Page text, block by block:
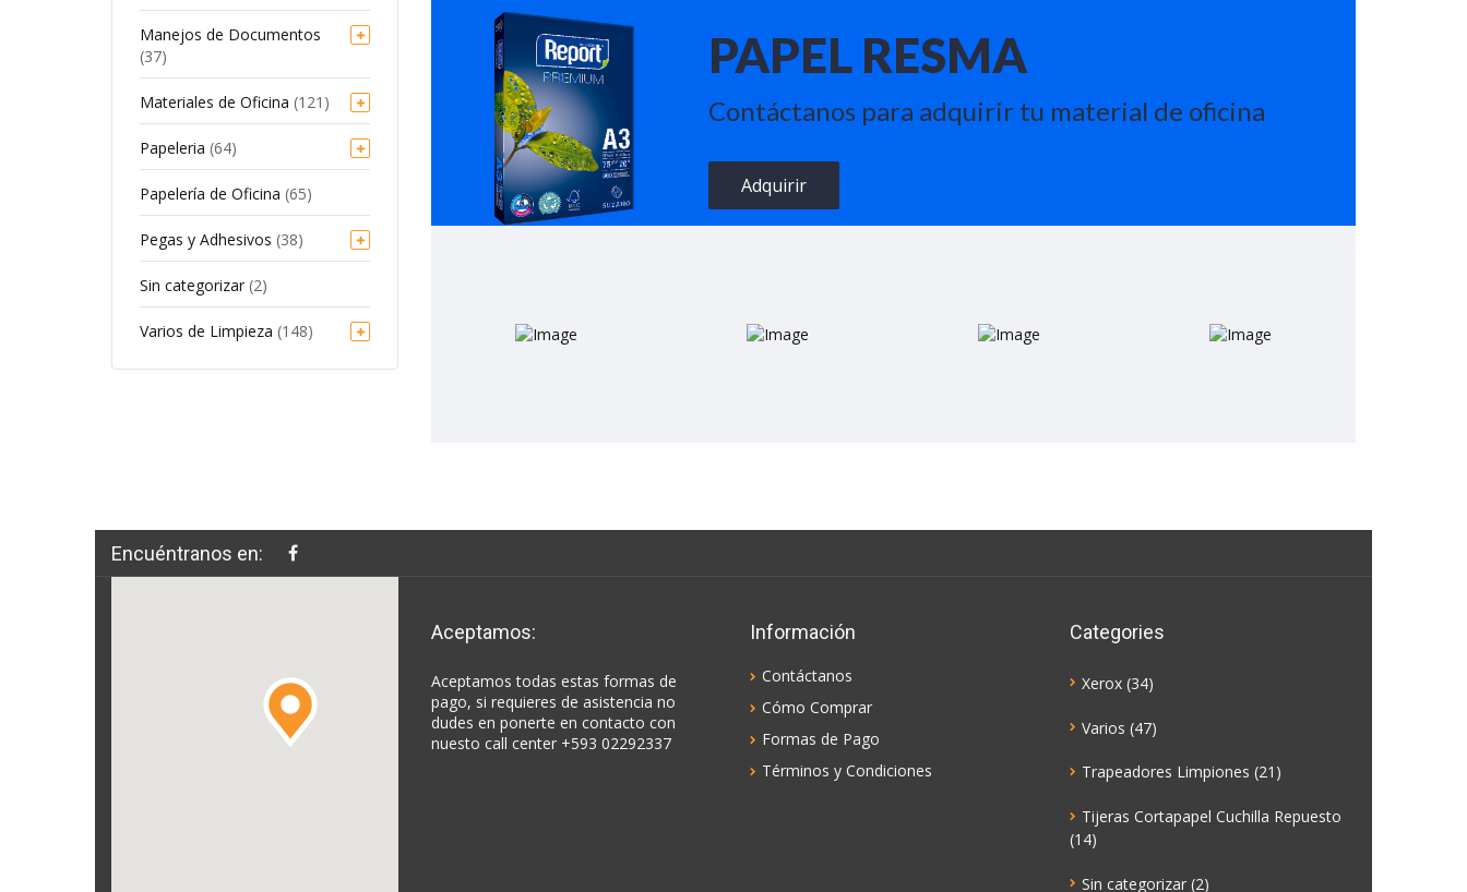
PAPEL RESMA
Contáctanos para adquirir tu material de oficina
Adquirir
Manejos de Documentos
(37)
Materiales de Oficina (121)
Papeleria (64)
Papelería de Oficina (65)
Pegas y Adhesivos (38)
Sin categorizar (2)
Varios de Limpieza (148)
Encuéntranos en:
Aceptamos:
Aceptamos todas estas formas de
pago, si requieres de asistencia no
dudes en ponerte en contacto con
nuesto call center +593 02292337
Información
Contáctanos
Cómo Comprar
Formas de Pago
Términos y Condiciones
Categories
Xerox (34)
Varios (47)
Trapeadores Limpiones (21)
Tijeras Cortapapel Cuchilla Repuesto
(14)
Sin categorizar (2)